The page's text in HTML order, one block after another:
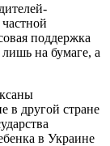
поддержка
на бумаге, а
в другой стране
в Украине